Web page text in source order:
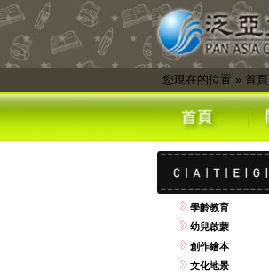
您現在的位置 » 首頁
學齡教育
幼兒啟蒙
創作繪本
文化地景